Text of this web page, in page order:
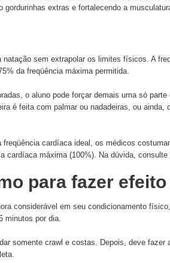
gordurinhas extras e fortalecendo a
natação sem extrapolar os limites físicos. A
da freqüência máxima permitida.
o aluno pode forçar demais uma só
é feita com palmar ou nadadeiras, ou ainda,
cardíaca ideal, os médicos
cardíaca máxima (100%). Na dúvida, consulte
para fazer efeito
considerável em seu condicionamento
minutos por dia.
somente crawl e costas. Depois, deve fazer